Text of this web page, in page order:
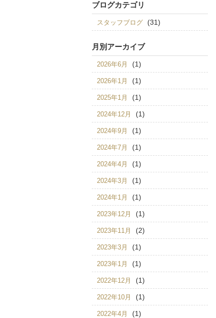
ブログカテゴリ
スタッフブログ (31)
月別アーカイブ
2026年6月 (1)
2026年1月 (1)
2025年1月 (1)
2024年12月 (1)
2024年9月 (1)
2024年7月 (1)
2024年4月 (1)
2024年3月 (1)
2024年1月 (1)
2023年12月 (1)
2023年11月 (2)
2023年3月 (1)
2023年1月 (1)
2022年12月 (1)
2022年10月 (1)
2022年4月 (1)